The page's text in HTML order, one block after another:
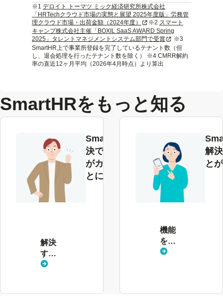
※1 デロイト トーマツ ミック経済研究所株式会社
「HRTechクラウド市場の実態と展望 2025年度版」労務管
理クラウド市場・出荷金額（2024年度）
新規タブまたはウィンドウで
※2 スマート
キャンプ株式会社主催「BOXIL SaaS AWARD Spring
2025」タレントマネジメントシステム部門で受賞新規タブまたはウィ
※3
SmartHR上で事業所登録を完了しているテナント数（但
し、退会処理を行ったテナント数を除く） ※4 CMRR解約
率の直近12ヶ月平均（2026年4月時点）より算出
SmartHRをもっと知る
SmartHRで解
決できる課題
がカテゴリご
とにわかる
解決
する
課題
解
と
機能
を見
る